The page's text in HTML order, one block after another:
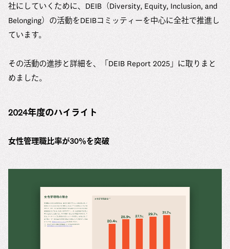
社にしていくために、DEIB（Diversity, Equity, Inclusion, and
Belonging）の活動をDEIBコミッティーを中心に全社で推進し
ています。
その活動の進捗と詳細を、「DEIB Report 2025」に取りまと
めました。
2024年度のハイライト
女性管理職比率が30％を突破